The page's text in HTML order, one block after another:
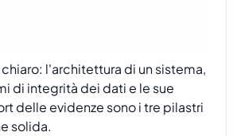
l'architettura di un sistema,
di integrità dei dati e le sue
delle evidenze sono i tre pilastri
solida.